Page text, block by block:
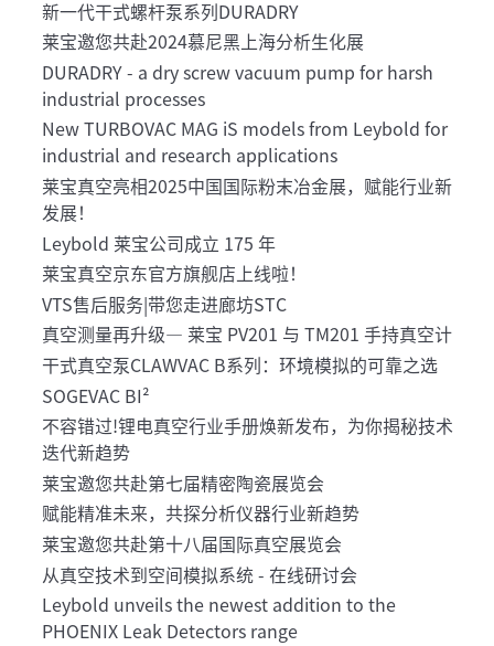
新一代干式螺杆泵系列DURADRY
莱宝邀您共赴2024慕尼黑上海分析生化展
DURADRY - a dry screw vacuum pump for harsh
industrial processes
New TURBOVAC MAG iS models from Leybold for
industrial and research applications
莱宝真空亮相2025中国国际粉末冶金展，赋能行业新
发展！
Leybold 莱宝公司成立 175 年
莱宝真空京东官方旗舰店上线啦！
VTS售后服务|带您走进廊坊STC
真空测量再升级— 莱宝 PV201 与 TM201 手持真空计
干式真空泵CLAWVAC B系列：环境模拟的可靠之选
SOGEVAC BI²
不容错过!锂电真空行业手册焕新发布，为你揭秘技术
迭代新趋势
莱宝邀您共赴第七届精密陶瓷展览会
赋能精准未来，共探分析仪器行业新趋势
莱宝邀您共赴第十八届国际真空展览会
从真空技术到空间模拟系统 - 在线研讨会
Leybold unveils the newest addition to the
PHOENIX Leak Detectors range